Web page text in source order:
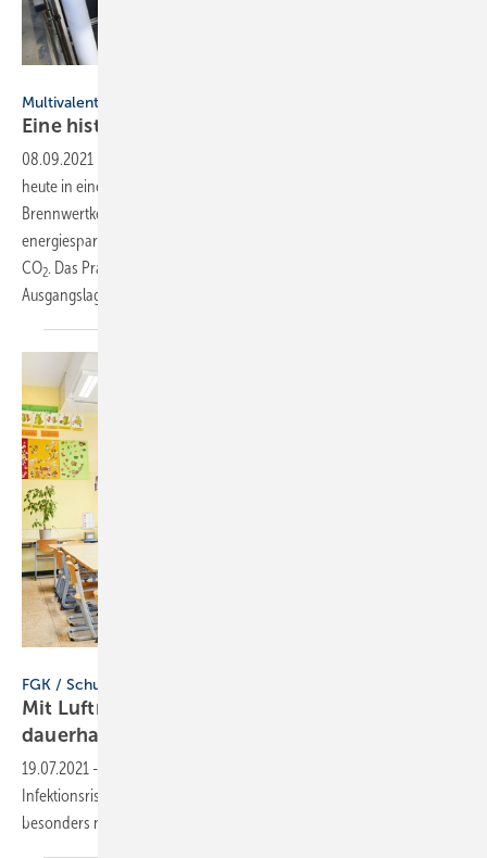
Multivalente Modernisierungslösung
Eine historische
08.09.2021
heute in einem ­Schulgebäude Baujahr 1901: Gas-Wärmepumpe,
Brennwertkessel und Brennstoffzelle wurden zu ­einer
energiesparenden Kombination vereint und senken den Ausstoß an
CO2. Das ­Praxisbeispiel wirft einen genaueren Blick auf die
Ausgangslage und das umgesetzte multivalente
FGK / Schullüftung
Mit Luftreinigern und RLT-Anlagen Schulen
dauerhaft
19.07.2021 -
Infektionsrisiko in Schulen verringern. Der Einbau von RLT-Anlagen ist
besonders nachhaltig.